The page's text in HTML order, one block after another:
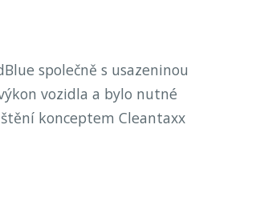
společně s usazeninou
vozidla a bylo nutné
konceptem Cleantaxx